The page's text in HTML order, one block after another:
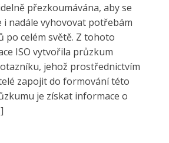
přezkoumávána, aby se
i nadále vyhovovat potřebám
po celém světě. Z tohoto
ISO vytvořila průzkum
jehož prostřednictvím
zapojit do formování této
je získat informace o